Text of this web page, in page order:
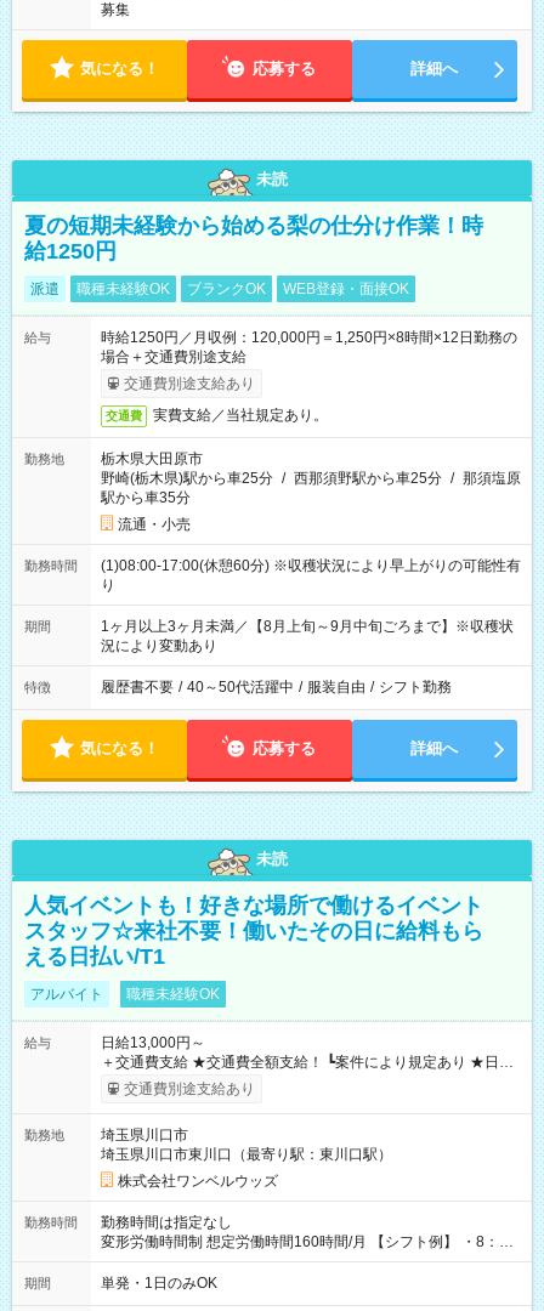
募集
気になる！ 応募する 詳細へ
未読
夏の短期未経験から始める梨の仕分け作業！時
給1250円
派遣 職種未経験OK ブランクOK WEB登録・面接OK
給与
時給1250円／月収例：120,000円＝1,250円×8時間×12日勤務の
場合＋交通費別途支給
交通費別途支給あり
交通費 実費支給／当社規定あり。
勤務地
栃木県大田原市
野崎(栃木県)駅から車25分 / 西那須野駅から車25分 / 那須塩原
駅から車35分
流通・小売
勤務時間
(1)08:00-17:00(休憩60分) ※収穫状況により早上がりの可能性有
り
期間
1ヶ月以上3ヶ月未満／【8月上旬～9月中旬ごろまで】※収穫状
況により変動あり
特徴 履歴書不要 / 40～50代活躍中 / 服装自由 / シフト勤務
気になる！ 応募する 詳細へ
未読
人気イベントも！好きな場所で働けるイベント
スタッフ☆来社不要！働いたその日に給料もら
える日払い/T1
アルバイト 職種未経験OK
給与
日給13,000円～
＋交通費支給 ★交通費全額支給！ ┗案件により規定あり ★日払
いOK！（規定あり） ┗働いたその日に現金GET♪ お仕事後はコ
ンビニATMから 日払い分を引き落とせます！ 【試用期間】試
交通費別途支給あり
勤務地
埼玉県川口市
埼玉県川口市東川口（最寄り駅：東川口駅）
株式会社ワンベルウッズ
勤務時間
勤務時間は指定なし
変形労働時間制 想定労働時間160時間/月 【シフト例】 ・8：00
～21：00
期間 単発・1日のみOK